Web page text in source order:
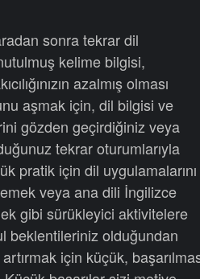
sonra tekrar dil
kelime bilgisi,
azalmış olması
aşmak için, dil bilgisi ve
gözden geçirdiğiniz veya
tekrar oturumlarıyla
pratik için dil uygulamalarını
veya ana dili İngilizce
gibi sürükleyici aktivitelere
beklentileriniz olduğundan
için küçük,